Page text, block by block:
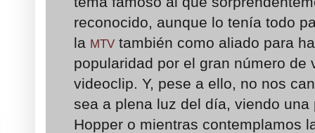
reconocido, aunque lo tenía todo
la MTV también como aliado para
popularidad por el gran número de
videoclip. Y, pese a ello, no nos
sea a plena luz del día, viendo
Hopper o mientras contemplamos